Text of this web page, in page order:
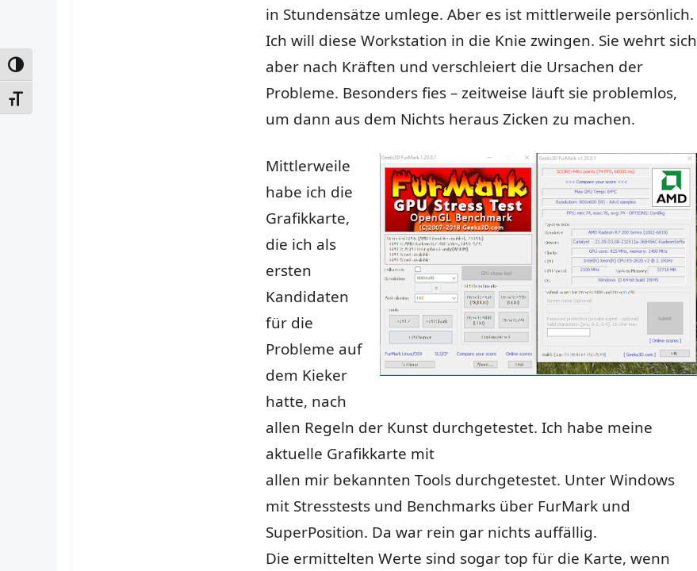
UMSCHALTEN AUF HOHE KONTRASTE
SCHRIFT VERGRÖSSERN
in Stundensätze umlege. Aber es ist mittlerweile persönlich.
Ich will diese Workstation in die Knie zwingen. Sie wehrt sich
aber nach Kräften und verschleiert die Ursachen der
Probleme. Besonders fies – zeitweise läuft sie problemlos,
um dann aus dem Nichts heraus Zicken zu machen.
Mittlerweile
habe ich die
Grafikkarte,
die ich als
ersten
Kandidaten
für die
Probleme auf
dem Kieker
hatte, nach
allen Regeln der Kunst durchgetestet. Ich habe meine
aktuelle Grafikkarte mit
allen mir bekannten Tools durchgetestet. Unter Windows
mit Stresstests und Benchmarks über FurMark und
SuperPosition. Da war rein gar nichts auffällig.
Die ermittelten Werte sind sogar top für die Karte, wenn